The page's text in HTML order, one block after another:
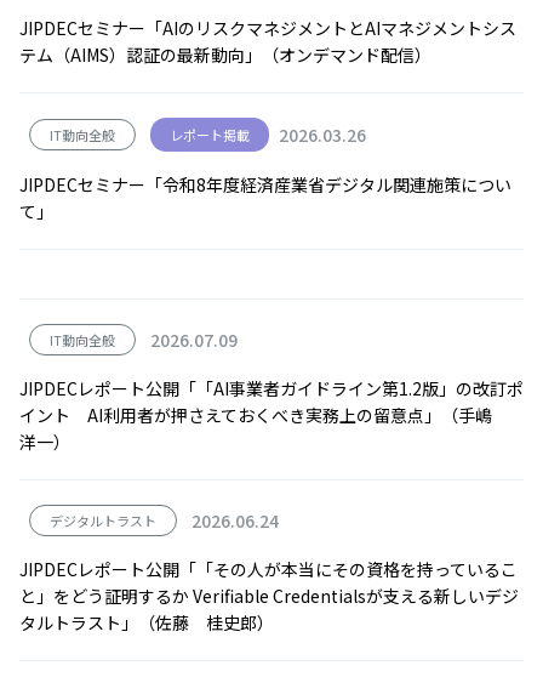
JIPDECセミナー「AIのリスクマネジメントとAIマネジメントシス
テム（AIMS）認証の最新動向」（オンデマンド配信）
IT動向全般 レポート掲載 2026.03.26
JIPDECセミナー「令和8年度経済産業省デジタル関連施策につい
て」
IT動向全般
2026.07.09
JIPDECレポート公開「「AI事業者ガイドライン第1.2版」の改訂ポ
イント AI利用者が押さえておくべき実務上の留意点」（手嶋
洋一）
デジタルトラスト
2026.06.24
JIPDECレポート公開「「その人が本当にその資格を持っているこ
と」をどう証明するか Verifiable Credentialsが支える新しいデジ
タルトラスト」（佐藤 桂史郎）